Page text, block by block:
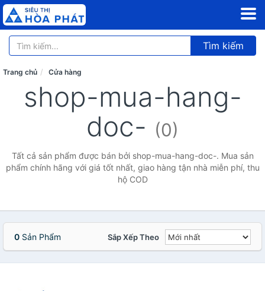
Tìm kiếm
Trang chủ Cửa hàng
shop-mua-hang-
doc- (0)
Tất cả sản phẩm được bán bởi shop-mua-hang-doc-. Mua sản
phẩm chính hãng với giá tốt nhất, giao hàng tận nhà miễn phí, thu
hộ COD
0 Sản Phẩm Sắp Xếp Theo